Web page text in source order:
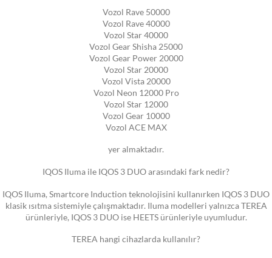
Vozol Rave 50000
Vozol Rave 40000
Vozol Star 40000
Vozol Gear Shisha 25000
Vozol Gear Power 20000
Vozol Star 20000
Vozol Vista 20000
Vozol Neon 12000 Pro
Vozol Star 12000
Vozol Gear 10000
Vozol ACE MAX
yer almaktadır.
IQOS Iluma ile IQOS 3 DUO arasındaki fark nedir?
IQOS Iluma, Smartcore Induction teknolojisini kullanırken IQOS 3 DUO
klasik ısıtma sistemiyle çalışmaktadır. Iluma modelleri yalnızca TEREA
ürünleriyle, IQOS 3 DUO ise HEETS ürünleriyle uyumludur.
TEREA hangi cihazlarda kullanılır?